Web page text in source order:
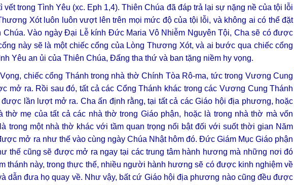
trong Tình Yêu (xc. Eph 1,4). Thiên Chúa đã đáp trả lại sự nặng nề của tội lỗi
Xót luôn luôn vượt lên trên mọi mức độ của tội lỗi, và không ai có thể đặt
Vào ngày Đại Lễ kính Đức Maria Vô Nhiễm Nguyên Tội, Cha sẽ có được
này sẽ là một chiếc cổng của Lòng Thương Xót, và ai bước qua chiếc cổng
Yêu an ủi của Thiên Chúa, Đấng tha thứ và ban tặng niềm hy vọng.
chiếc cổng Thánh trong nhà thờ Chính Tòa Rô-ma, tức trong Vương Cung
mở ra. Rồi sau đó, tất cả các Cổng Thánh khác trong các Vương Cung Thánh
lần lượt mở ra. Cha ấn định rằng, tại tất cả các Giáo hội địa phương, hoặc
mẹ của tất cả các nhà thờ trong Giáo phận, hoặc là trong nhà thờ mà vốn
trong một nhà thờ khác với tầm quan trọng nổi bật đối với suốt thời gian Năm
mở ra như thế vào cùng ngày Chúa Nhật hôm đó. Đức Giám Mục Giáo phận
thế cũng sẽ được mở ra ngay tại các trung tâm hành hương mà những nơi đó
thánh này, trong thực thế, nhiều người hành hương sẽ có được kinh nghiệm về
dẫn đưa họ quay về. Như vậy, bất cứ Giáo hội địa phương nào cũng đều được